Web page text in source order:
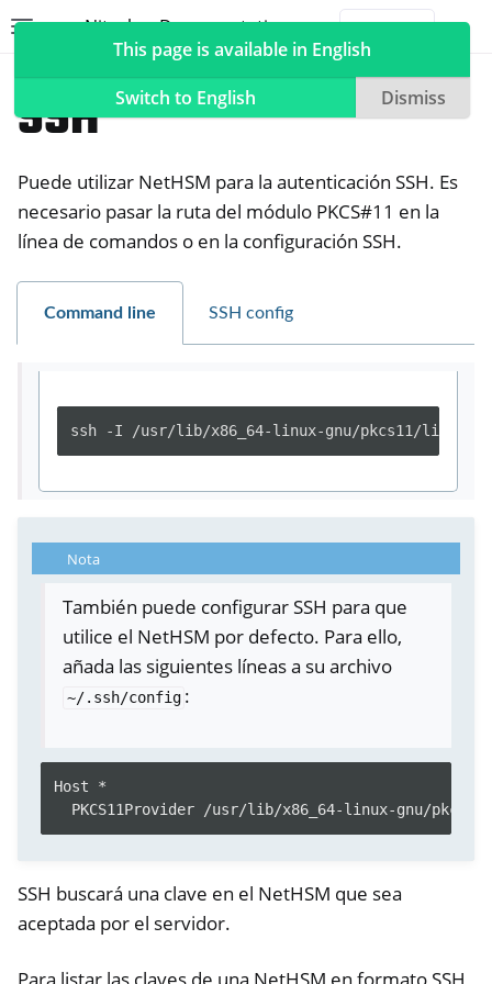
Nitrokey Documentation
navigation of Nitrokeys
navigation of NitroPad, NitroPC
navigation of NextBox
navigation of NetHSM
navigation of Container
SSH
Puede utilizar NetHSM para la autenticación SSH. Es
necesario pasar la ruta del módulo PKCS#11 en la
línea de comandos o en la configuración SSH.
Command line SSH config
ssh -I /usr/lib/x86_64-linux-gnu/pkcs11/
Nota
También puede configurar SSH para que
utilice el NetHSM por defecto. Para ello,
añada las siguientes líneas a su archivo
~/.ssh/config :
Host *
PKCS11Provider /usr/lib/x86_64-linux-gnu/
SSH buscará una clave en el NetHSM que sea
aceptada por el servidor.
Para listar las claves de una NetHSM en formato SSH
This page is available in English
Switch to English
Dismiss